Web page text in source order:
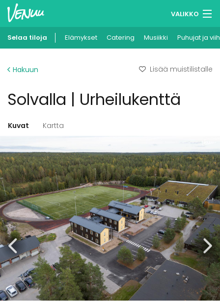
VALIKKO
Muistilistasi
Ilmoita kohteesi
Selaa tiloja Elämykset Catering Musiikki Puhujat ja
Hakuun Lisää muistilistalle
Solvalla | Urheilukenttä
Kuvat Kartta